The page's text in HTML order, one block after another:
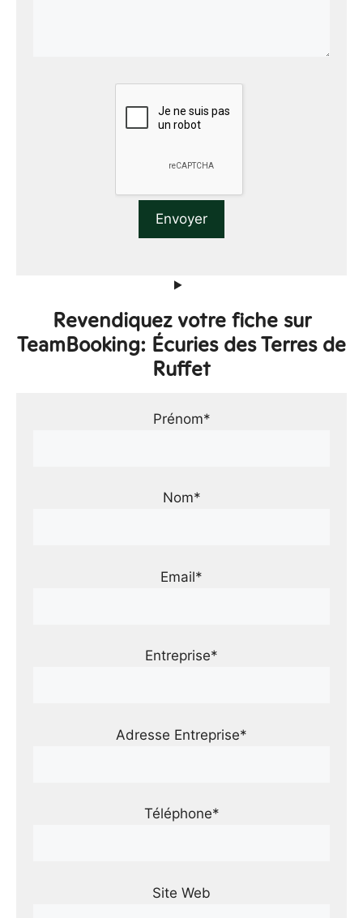
Revendiquez votre fiche sur
TeamBooking: Écuries des Terres de
Ruffet
Prénom*
Nom*
Email*
Entreprise*
Adresse Entreprise*
Téléphone*
Site Web